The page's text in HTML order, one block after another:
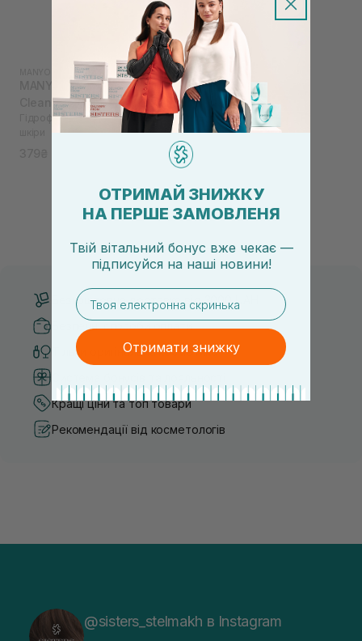
MANYO FACTORY
MANYO FACTORY Pure
Cleansing Oil 25 мл
Гідрофільне масло для всіх типів
Безкоштовна доставка від 3000 UAH
Безпечні способи оплати
Тільки оригінальна косметика
Кращі ціни та топ товари
Рекомендації від косметологів
@sisters_stelmakh в Instagram
ОТРИМАЙ ЗНИЖКУ
НА ПЕРШЕ ЗАМОВЛЕНЯ
Твій вітальний бонус вже чекає —
підписуйся на наші новини!
email
Отримати знижку